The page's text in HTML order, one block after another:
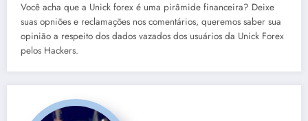
Você acha que a Unick forex é uma pirâmide financeira? Deixe
suas opniões e reclamações nos comentários, queremos saber sua
opinião a respeito dos dados vazados dos usuários da Unick Forex
pelos Hackers.